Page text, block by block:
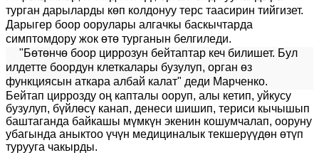
турган дарыларды көп колдонуу терс таасирин тийгизет.
Дарыгер боор оорулары алгачкы баскычтарда
симптомдору жок өтө турганын белгиледи.
"Бөтөнчө боор циррозун бейтаптар кеч билишет. Бул
илдетте боордун клеткалары бузулуп, орган өз
функциясын аткара албай калат" деди Марченко.
Бейтап циррозду оң капталы ооруп, алы кетип, уйкусу
бузулуп, бүйлөсү канап, денеси шишип, териси кычышып
баштаганда байкашы мүмкүн экенин кошумчалап, ооруну
убагында аныктоо үчүн медициналык текшерүүдөн өтүп
турууга чакырды.